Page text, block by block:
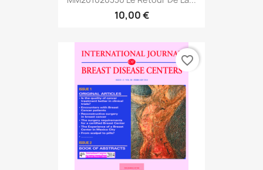
10,00 €
favorite_border